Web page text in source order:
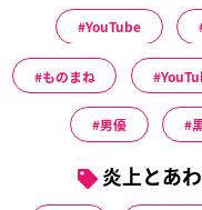
YouTube
ものまね
男優
炎上とあ